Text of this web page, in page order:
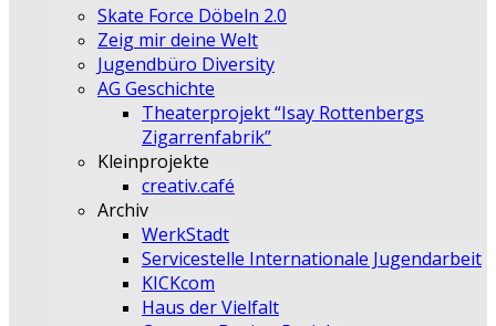
Skate Force Döbeln 2.0
Zeig mir deine Welt
Jugendbüro Diversity
AG Geschichte
Theaterprojekt “Isay Rottenbergs
Zigarrenfabrik”
Kleinprojekte
creativ.café
Archiv
WerkStadt
Servicestelle Internationale Jugendarbeit
KICKcom
Haus der Vielfalt